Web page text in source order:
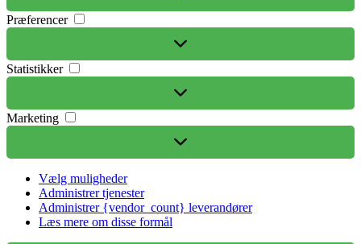
Præferencer
Statistikker
Marketing
Vælg muligheder
Administrer tjenester
Administrer {vendor_count} leverandører
Læs mere om disse formål